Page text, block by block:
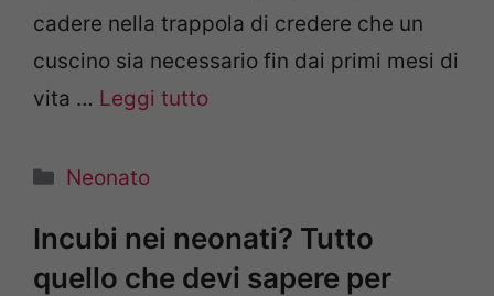
cadere nella trappola di credere che un
cuscino sia necessario fin dai primi mesi di
vita … Leggi tutto
Categorie
Neonato
Incubi nei neonati? Tutto
quello che devi sapere per